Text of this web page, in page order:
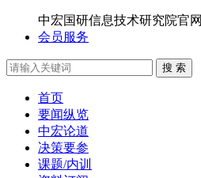
中宏国研信息技术研究院官网
会员服务
搜 索
首页
要闻纵览
中宏论道
决策要参
课题/内训